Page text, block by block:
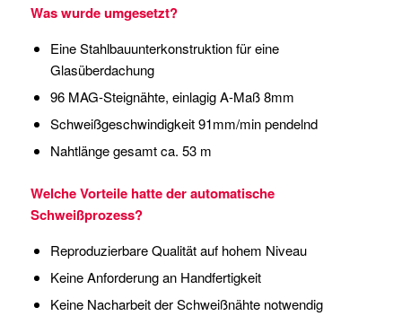
Was wurde umgesetzt?
Eine Stahlbauunterkonstruktion für eine
Glasüberdachung
96 MAG-Steignähte, einlagig A-Maß 8mm
Schweißgeschwindigkeit 91mm/min pendelnd
Nahtlänge gesamt ca. 53 m
Welche Vorteile hatte der automatische
Schweißprozess?
Reproduzierbare Qualität auf hohem Niveau
Keine Anforderung an Handfertigkeit
Keine Nacharbeit der Schweißnähte notwendig